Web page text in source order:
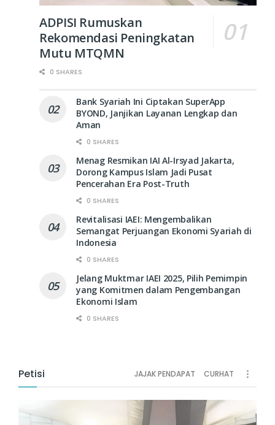
ADPISI Rumuskan
Rekomendasi Peningkatan
Mutu MTQMN
0 SHARES
Bank Syariah Ini Ciptakan SuperApp
BYOND, Janjikan Layanan Lengkap dan
Aman
0 SHARES
Menag Resmikan IAI Al-Irsyad Jakarta,
Dorong Kampus Islam Jadi Pusat
Pencerahan Era Post-Truth
0 SHARES
Revitalisasi IAEI: Mengembalikan
Semangat Perjuangan Ekonomi Syariah di
Indonesia
0 SHARES
Jelang Muktmar IAEI 2025, Pilih Pemimpin
yang Komitmen dalam Pengembangan
Ekonomi Islam
0 SHARES
Petisi JAJAK PENDAPAT CURHAT